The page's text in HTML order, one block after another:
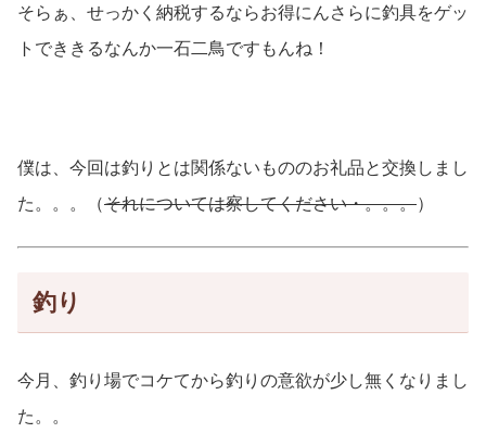
そらぁ、せっかく納税するならお得にんさらに釣具をゲッ
トでききるなんか一石二鳥ですもんね！
僕は、今回は釣りとは関係ないもののお礼品と交換しまし
た。。。（それについては察してください・。。。）
釣り
今月、釣り場でコケてから釣りの意欲が少し無くなりまし
た。。